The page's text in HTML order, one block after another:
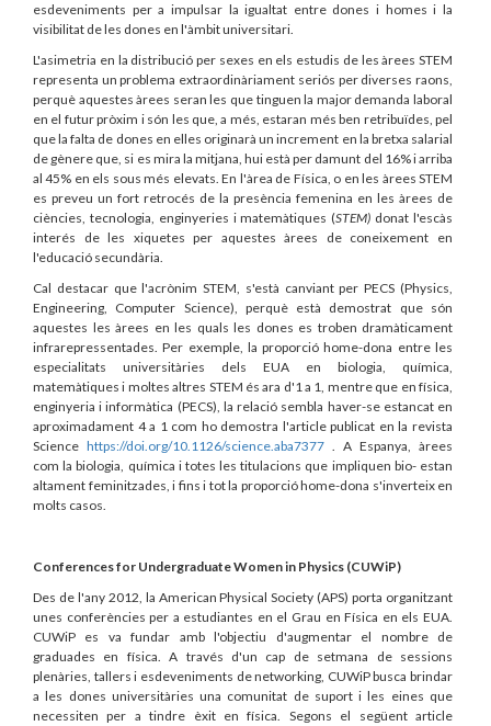
esdeveniments per a impulsar la igualtat entre dones i homes i la
visibilitat de les dones en l'àmbit universitari.
L'asimetria en la distribució per sexes en els estudis de les àrees STEM
representa un problema extraordinàriament seriós per diverses raons,
perquè aquestes àrees seran les que tinguen la major demanda laboral
en el futur pròxim i són les que, a més, estaran més ben retribuïdes, pel
que la falta de dones en elles originarà un increment en la bretxa salarial
de gènere que, si es mira la mitjana, hui està per damunt del 16% i arriba
al 45% en els sous més elevats. En l'àrea de Física, o en les àrees STEM
es preveu un fort retrocés de la presència femenina en les àrees de
ciències, tecnologia, enginyeries i matemàtiques (STEM) donat l'escàs
interés de les xiquetes per aquestes àrees de coneixement en
l'educació secundària.
Cal destacar que l'acrònim STEM, s'està canviant per PECS (Physics,
Engineering, Computer Science), perquè està demostrat que són
aquestes les àrees en les quals les dones es troben dramàticament
infrarepressentades. Per exemple, la proporció home-dona entre les
especialitats universitàries dels EUA en biologia, química,
matemàtiques i moltes altres STEM és ara d'1 a 1, mentre que en física,
enginyeria i informàtica (PECS), la relació sembla haver-se estancat en
aproximadament 4 a 1 com ho demostra l'article publicat en la revista
Science https://doi.org/10.1126/science.aba7377 . A Espanya, àrees
com la biologia, química i totes les titulacions que impliquen bio- estan
altament feminitzades, i fins i tot la proporció home-dona s'inverteix en
molts casos.
Conferences for Undergraduate Women in Physics (CUWiP)
Des de l'any 2012, la American Physical Society (APS) porta organitzant
unes conferències per a estudiantes en el Grau en Física en els EUA.
CUWiP es va fundar amb l'objectiu d'augmentar el nombre de
graduades en física. A través d'un cap de setmana de sessions
plenàries, tallers i esdeveniments de networking, CUWiP busca brindar
a les dones universitàries una comunitat de suport i les eines que
necessiten per a tindre èxit en física. Segons el següent article